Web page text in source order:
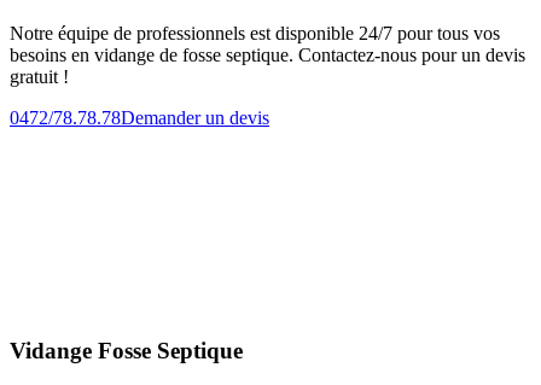
Notre équipe de professionnels est disponible 24/7 pour tous vos
besoins en vidange de fosse septique. Contactez-nous pour un devis
gratuit !
0472/78.78.78Demander un devis
Vidange Fosse Septique